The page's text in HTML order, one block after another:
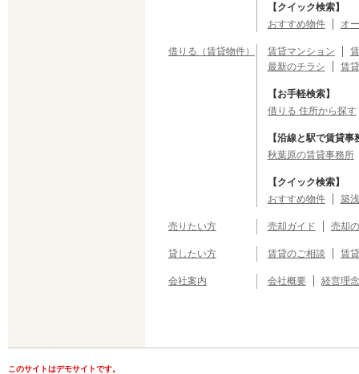
【クイック検索】
おすすめ物件
オ
借りる（賃貸物件） 賃貸マンション
最新のチラシ
賃
【お手軽検索】
借りる 住所から探す
【沿線と駅で賃貸
秋葉原の賃貸事務所
【クイック検索】
おすすめ物件
築
売りたい方 売却ガイド 売却
貸したい方 賃貸のご相談 賃
会社案内 会社概要 経営理念
このサイトはデモサイトです。